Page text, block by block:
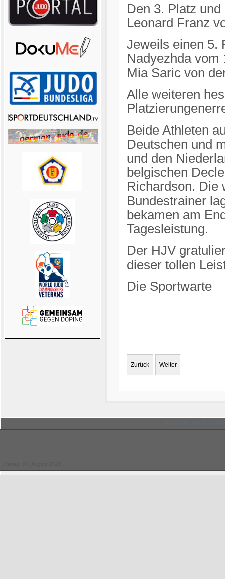
Den 3. Platz
Leonard Franz
Jeweils einen 5.
Nadyezhda vom
Mia Saric von
Alle weiteren
Beide Athleten
Deutschen und
und den
belgischen
Richardson. Die
Bundestrainer
bekamen am
Tagesleistung.
Der HJV
dieser tollen
Die Sportwarte
Zurück Weiter